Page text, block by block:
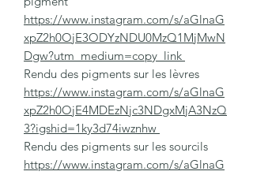
https://www.instagram.com/s/aGlnaG
xpZ2h0OjE3ODYzNDU0MzQ1MjMwN
Dgw?utm_medium=copy_link
Rendu des pigments sur les lèvres
https://www.instagram.com/s/aGlnaG
xpZ2h0OjE4MDEzNjc3NDgxMjA3NzQ
3?igshid=1ky3d74iwznhw
Rendu des pigments sur les sourcils
https://www.instagram.com/s/aGlnaG